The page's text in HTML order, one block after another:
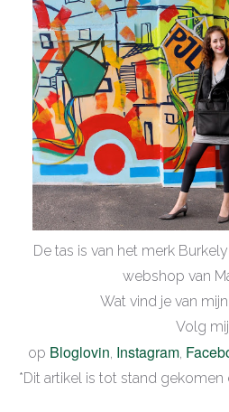
De tas is van het merk
webshop van
Wat vind je van
Volg mij
op Bloglovin Instagram,
*Dit artikel is tot stand